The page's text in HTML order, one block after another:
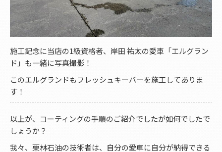
施工記念に当店の1級資格者、岸田 祐太の愛車「エルグラン
ド」も一緒に写真撮影！
このエルグランドもフレッシュキーパーを施工してありま
す！
以上が、コーティングの手順のご紹介でしたが如何でしたで
しょうか？
我々、栗林石油の技術者は、自分の愛車に自分が納得できる